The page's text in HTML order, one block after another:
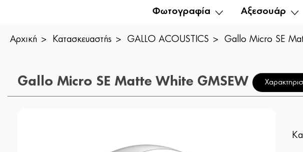
Φωτογραφία Αξεσουάρ
Αρχική Κατασκευαστής GALLO ACOUSTICS Gallo Micro SE
Gallo Micro SE Matte White GMSEW